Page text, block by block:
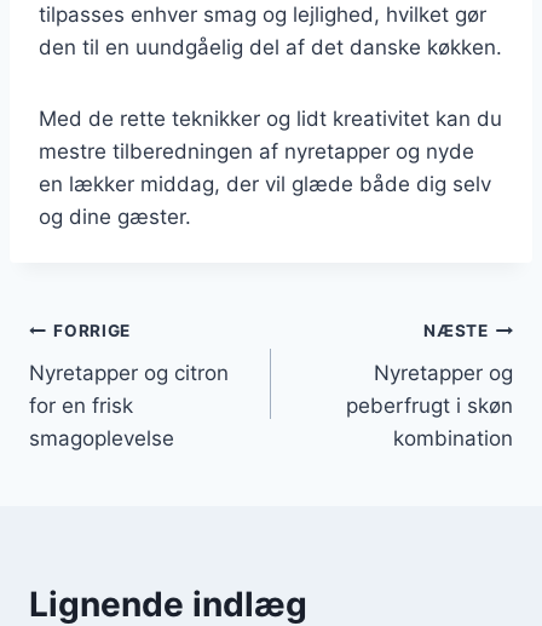
tilpasses enhver smag og lejlighed, hvilket gør
den til en uundgåelig del af det danske køkken.
Med de rette teknikker og lidt kreativitet kan du
mestre tilberedningen af nyretapper og nyde
en lækker middag, der vil glæde både dig selv
og dine gæster.
Indlægsnavigation
FORRIGE
Nyretapper og citron
for en frisk
smagoplevelse
NÆSTE
Nyretapper og
peberfrugt i skøn
kombination
Lignende indlæg